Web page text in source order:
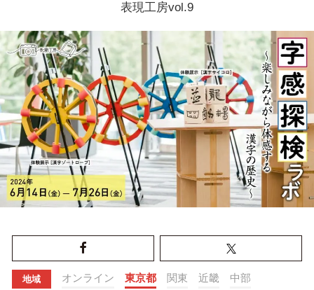
表現工房vol.9
地域 オンライン 東京都 関東 近畿 中部